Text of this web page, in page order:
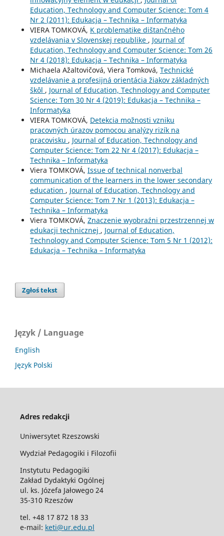
Education, Technology and Computer Science: Tom 4
Nr 2 (2011): Edukacja – Technika – Informatyka
VIERA TOMKOVÁ, K problematike dištančného
vzdelávania v Slovenskej republike , Journal of
Education, Technology and Computer Science: Tom 26
Nr 4 (2018): Edukacja – Technika – Informatyka
Michaela Ažaltovičová, Viera Tomková, Technické
vzdelávanie a profesijná orientácia žiakov základných
škôl , Journal of Education, Technology and Computer
Science: Tom 30 Nr 4 (2019): Edukacja – Technika –
Informatyka
VIERA TOMKOVÁ, Detekcia možnosti vzniku
pracovných úrazov pomocou analýzy rizík na
pracovisku , Journal of Education, Technology and
Computer Science: Tom 22 Nr 4 (2017): Edukacja –
Technika – Informatyka
Viera TOMKOVÁ, Issue of technical nonverbal
communication of the learners in the lower secondary
education , Journal of Education, Technology and
Computer Science: Tom 7 Nr 1 (2013): Edukacja –
Technika – Informatyka
Viera TOMKOVÁ, Znaczenie wyobraźni przestrzennej w
edukacji technicznej , Journal of Education,
Technology and Computer Science: Tom 5 Nr 1 (2012):
Edukacja – Technika – Informatyka
Zgłoś tekst
Język / Language
English
Język Polski
Adres redakcji
Uniwersytet Rzeszowski
Wydział Pedagogiki i Filozofii
Instytutu Pedagogiki
Zakład Dydaktyki Ogólnej
ul. ks. Józefa Jałowego 24
35-310 Rzeszów
tel. +48 17 872 18 33
e-mail: keti@ur.edu.pl